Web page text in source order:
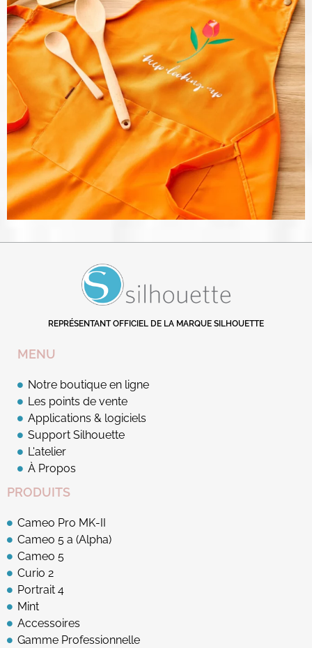
REPRÉSENTANT OFFICIEL DE LA MARQUE SILHOUETTE
MENU
Notre boutique en ligne
Les points de vente
Applications & logiciels
Support Silhouette
L'atelier
À Propos
PRODUITS
Cameo Pro MK-II
Cameo 5 a (Alpha)
Cameo 5
Curio 2
Portrait 4
Mint
Accessoires
Gamme Professionnelle